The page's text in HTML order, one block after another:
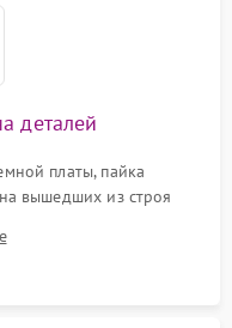
деталей
платы, пайка
вышедших из строя
неисправного
шлейфов и